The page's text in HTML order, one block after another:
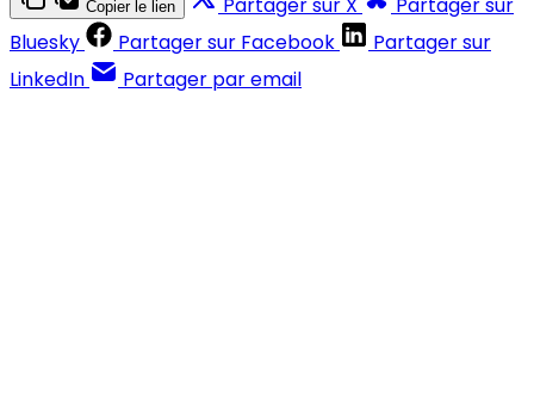
Copier le lien
Bluesky
Partager sur Facebook
Partager sur
LinkedIn
Partager par email